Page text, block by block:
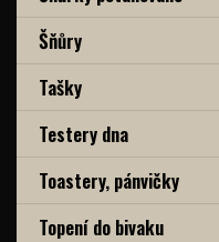
Šňůry
Tašky
Testery dna
Toastery, pánvičky
Topení do bivaku